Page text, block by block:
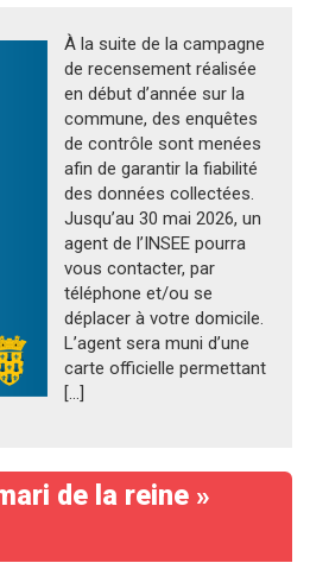
À la suite de la campagne
de recensement réalisée
en début d’année sur la
commune, des enquêtes
de contrôle sont menées
afin de garantir la fiabilité
des données collectées.
Jusqu’au 30 mai 2026, un
agent de l’INSEE pourra
vous contacter, par
téléphone et/ou se
déplacer à votre domicile.
L’agent sera muni d’une
carte officielle permettant
[…]
de la reine »